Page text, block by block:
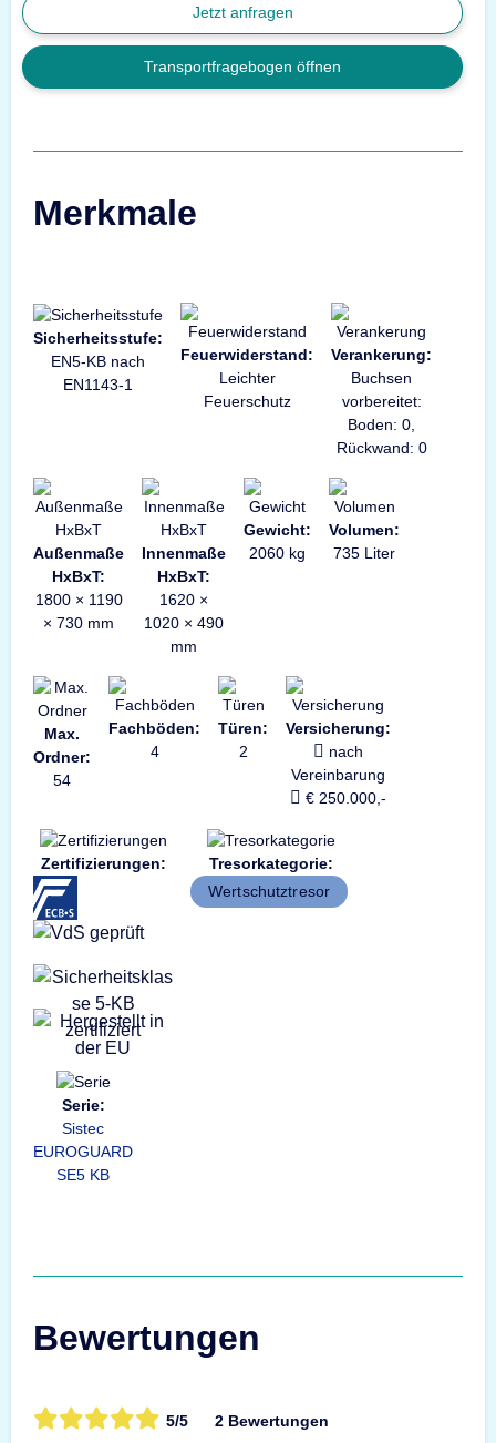
Jetzt anfragen
Transportfragebogen öffnen
Merkmale
Sicherheitsstufe:
EN5-KB nach
EN1143-1
Feuerwiderstand:
Leichter
Feuerschutz
Verankerung:
Buchsen
vorbereitet:
Boden: 0,
Rückwand: 0
Außenmaße
HxBxT:
1800 × 1190
× 730 mm
Innenmaße
HxBxT:
1620 ×
1020 × 490
mm
Gewicht:
2060 kg
Volumen:
735 Liter
Max.
Ordner:
54
Fachböden:
4
Türen:
2
Versicherung:
nach
Vereinbarung
€ 250.000,-
Zertifizierungen:
Tresorkategorie:
Wertschutztresor
Serie:
Sistec
EUROGUARD
SE5 KB
Bewertungen
5/5 2 Bewertungen